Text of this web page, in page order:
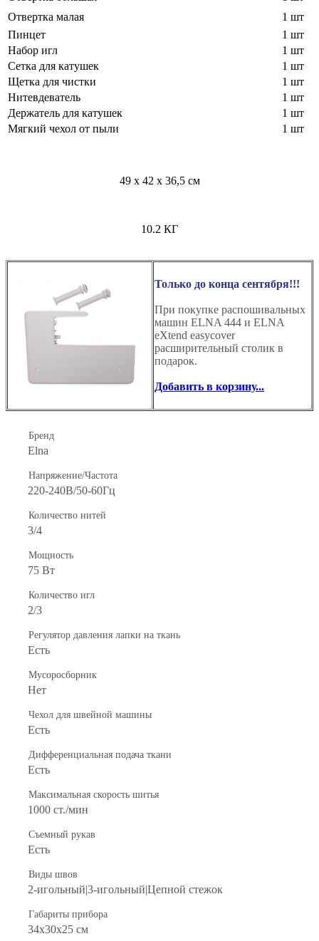
Отвертка малая
1 шт
Пинцет
1 шт
Набор игл
1 шт
Сетка для катушек
1 шт
Щетка для чистки
1 шт
Нитевдеватель
1 шт
Держатель для катушек
1 шт
Мягкий чехол от пыли
1 шт
49 х 42 х 36,5 см
10.2 КГ
Только до конца сентября!!!
При покупке распошивальных
машин ELNA 444 и ELNA
eXtend easycover
расширительный столик в
подарок.
Добавить в корзину...
Бренд
Elna
Напряжение/Частота
220-240В/50-60Гц
Количество нитей
3/4
Мощность
75 Вт
Количество игл
2/3
Регулятор давления лапки на ткань
Есть
Мусоросборник
Нет
Чехол для швейной машины
Есть
Дифференциальная подача ткани
Есть
Максимальная скорость шитья
1000 ст./мин
Съемный рукав
Есть
Виды швов
2-игольный|3-игольный|Цепной стежок
Габариты прибора
34х30х25 см